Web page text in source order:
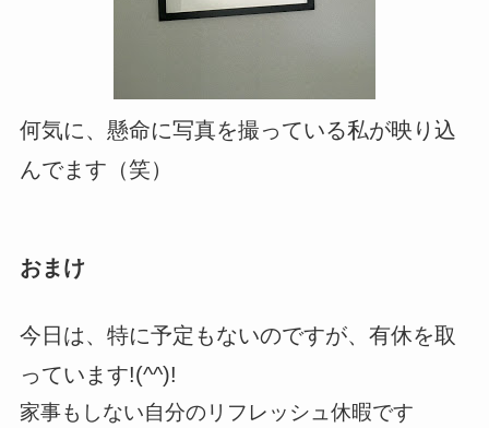
何気に、懸命に写真を撮っている私が映り込
んでます（笑）
おまけ
今日は、特に予定もないのですが、有休を取
っています!(^^)!
家事もしない自分のリフレッシュ休暇です